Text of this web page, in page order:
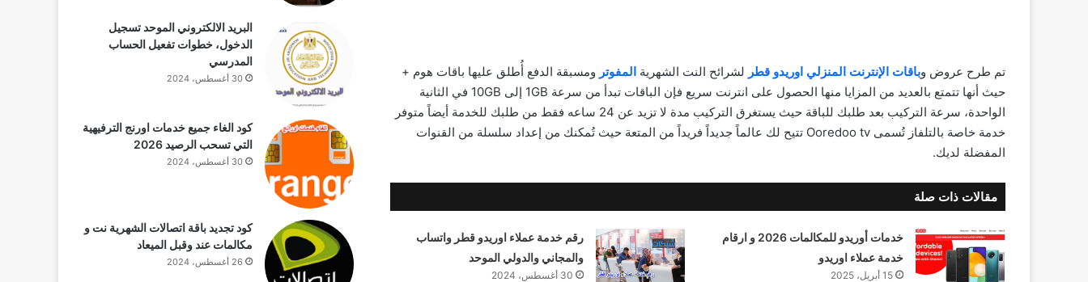
تم طرح عروض وباقات الإنترنت المنزلي اوريدو قطر لشرائح النت الشهرية المفوتر ومسبقة الدفع أُطلق عليها باقات هوم +
حيث أنها تتمتع بالعديد من المزايا منها الحصول على انترنت سريع فإن الباقات تبدأ من سرعة 1GB إلى 10GB في الثانية
الواحدة، سرعة التركيب بعد طلبك للباقة حيث يستغرق التركيب مدة لا تزيد عن 24 ساعه فقط من طلبك للخدمة أيضاً متوفر
خدمة خاصة بالتلفاز تُسمى Ooredoo tv تتيح لك عالماً جديداً فريداً من المتعة حيث تُمكنك من إعداد سلسلة من القنوات
المفضلة لديك.
مقالات ذات صلة
خدمات أوريدو للمكالمات 2026 و ارقام
خدمة عملاء اوريدو
15 أبريل، 2025
رقم خدمة عملاء اوريدو قطر واتساب
والمجاني والدولي الموحد
30 أغسطس، 2024
البريد الالكتروني الموحد تسجيل
الدخول، خطوات تفعيل الحساب
المدرسي
30 أغسطس، 2024
كود الغاء جميع خدمات اورنج الترفيهية
التي تسحب الرصيد 2026
30 أغسطس، 2024
كود تجديد باقة اتصالات الشهرية نت و
مكالمات عند وقبل الميعاد
26 أغسطس، 2024